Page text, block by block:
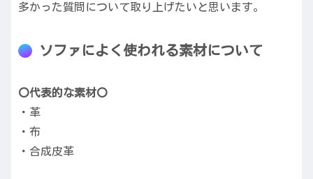
多かった質問について取り上げたいと思います。
ソファによく使われる素材について
〇代表的な素材〇
・革
・布
・合成皮革